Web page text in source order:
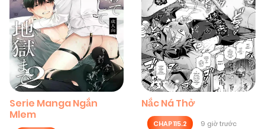
Serie Manga Ngắn
Mlem
Nắc Ná Thở
CHAP 115.2 9 giờ trước